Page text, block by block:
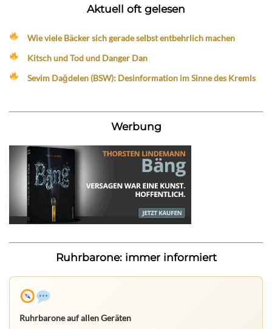
Aktuell oft gelesen
Wie viele Bäcker sich gerade selbst entbehrlich machen
Kitsch und Tod und Danger Dan
Sevim Dağdelen (BSW): Desinformation im Sinne des Kremls
Werbung
Ruhrbarone: immer informiert
Ruhrbarone auf allen Geräten